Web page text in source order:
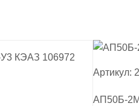
Артикул:
АП50Б-